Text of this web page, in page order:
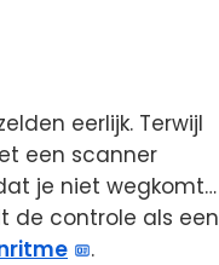
eerlijk. Terwijl
een scanner
je niet wegkomt…
de controle als een
.